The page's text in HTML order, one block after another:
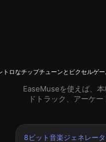
ロなチップチューンとピクセルゲ
EaseMuseを使えば、
ドトラック、アーケ
8ビット音楽ジェネレー